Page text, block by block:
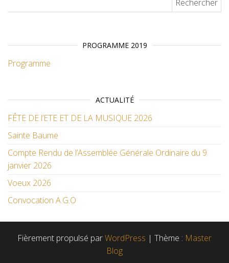
PROGRAMME 2019
Programme
ACTUALITÉ
FÊTE DE l’ETE ET DE LA MUSIQUE 2026
Sainte Baume
Compte Rendu de l’Assemblée Générale Ordinaire du 9
janvier 2026
Voeux 2026
Convocation A.G.O
Fièrement propulsé parWordPress | Thème : Master
Blog